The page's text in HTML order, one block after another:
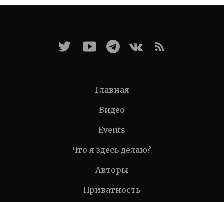
Главная
Видео
Events
Что я здесь делаю?
Авторы
Приватность